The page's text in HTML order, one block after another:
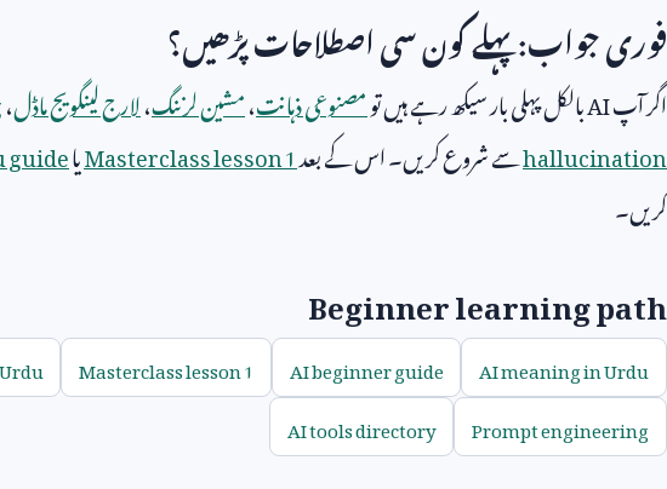
فوری جواب: پہلے کون سی اصطلاحات پڑھیں؟
اگر آپAIبالکل پہلی بار سیکھ رہے ہیں تومصنوعی ذہانت،مشین لرننگ،لارج لینگویج ماڈل،
hallucinationسے شروع کریں۔ اس کے بعدMasterclass lesson 1یاguide
کریں۔
Beginner learning path
AI meaning in Urdu
AI beginner guide
Masterclass lesson 1
Prompt engineering
AI tools directory